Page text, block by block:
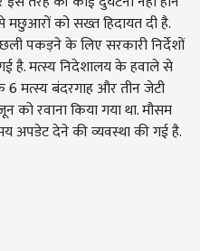
को सख्त हिदायत दी है.
पकड़ने के लिए सरकारी निर्देशों
है. मत्स्य निदेशालय के हवाले से
6 मत्स्य बंदरगाह और तीन जेटी
रवाना किया गया था. मौसम
अपडेट देने की व्यवस्था की गई है.